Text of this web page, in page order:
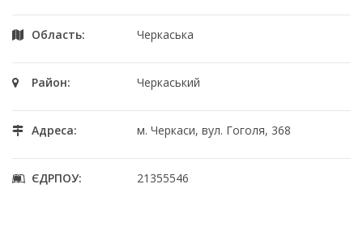
Область: Черкаська
Район: Черкаський
Адреса: м. Черкаси, вул. Гоголя, 368
ЄДРПОУ: 21355546